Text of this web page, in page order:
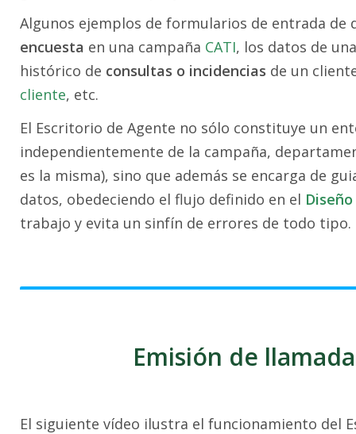
Algunos ejemplos de formularios de entrada de
encuesta en una campaña CATI, los datos de
histórico de consultas o incidencias de un
cliente, etc.
El Escritorio de Agente no sólo constituye un
independientemente de la campaña,
es la misma), sino que además se encarga de
datos, obedeciendo el flujo definido en el
trabajo y evita un sinfín de errores de todo tipo.
Emisión de
El siguiente vídeo ilustra el funcionamiento del